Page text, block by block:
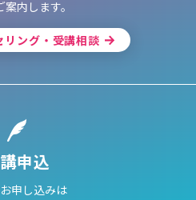
内します。
リング・受講相談
申込
申し込みは